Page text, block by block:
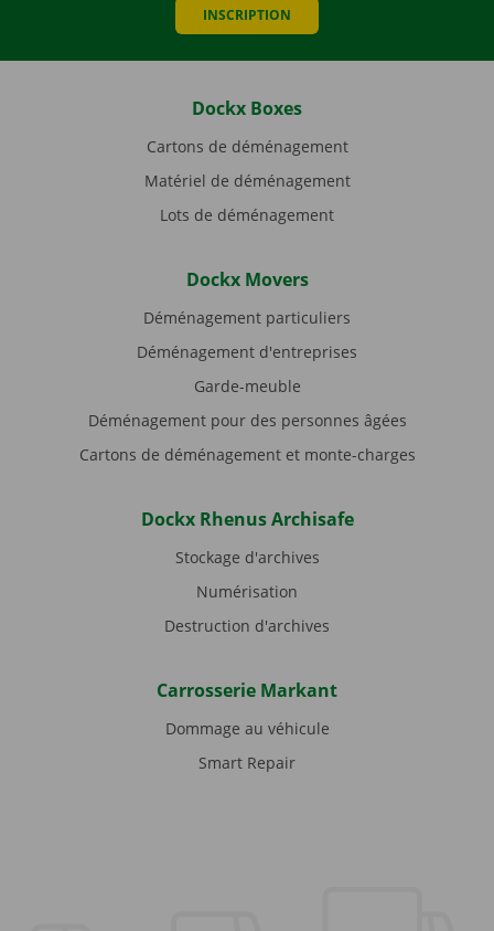
INSCRIPTION
Dockx Boxes
Cartons de déménagement
Matériel de déménagement
Lots de déménagement
Dockx Movers
Déménagement particuliers
Déménagement d'entreprises
Garde-meuble
Déménagement pour des personnes âgées
Cartons de déménagement et monte-charges
Dockx Rhenus Archisafe
Stockage d'archives
Numérisation
Destruction d'archives
Carrosserie Markant
Dommage au véhicule
Smart Repair